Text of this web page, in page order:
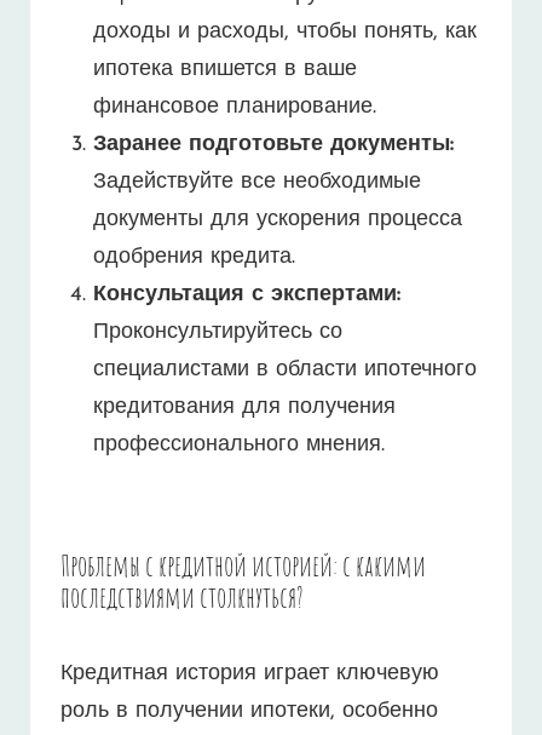
доходы и расходы, чтобы понять, как
ипотека впишется в ваше
финансовое планирование.
Заранее подготовьте документы:
Задействуйте все необходимые
документы для ускорения процесса
одобрения кредита.
Консультация с экспертами:
Проконсультируйтесь со
специалистами в области ипотечного
кредитования для получения
профессионального мнения.
Проблемы с кредитной историей: с какими
последствиями столкнуться?
Кредитная история играет ключевую
роль в получении ипотеки, особенно